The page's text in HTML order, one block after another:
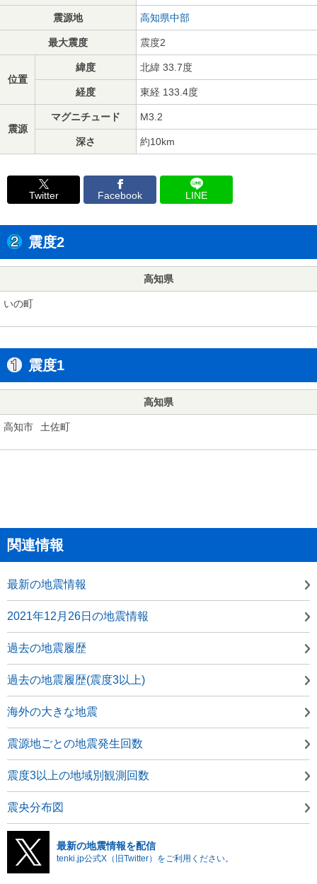
震源地 高知県中部
最大震度 震度2
位置
緯度 北緯 33.7度
経度 東経 133.4度
震源
マグニチュード M3.2
深さ 約10km
Twitter Facebook LINE
震度2
高知県
いの町
震度1
高知県
高知市 土佐町
関連情報
最新の地震情報
2021年12月26日の地震情報
過去の地震履歴
過去の地震履歴(震度3以上)
海外の大きな地震
震源地ごとの地震発生回数
震度3以上の地域別観測回数
震央分布図
最新の地震情報を配信
tenki.jp公式X（旧Twitter）をご利用ください。